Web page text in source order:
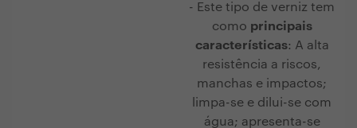
- Este tipo de verniz tem
como principais
características: A alta
resistência a riscos,
manchas e impactos;
limpa-se e dilui-se com
água; apresenta-se